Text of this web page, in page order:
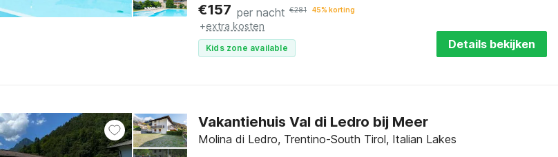
€157 per nacht €281 45% korting
+extra kosten
Kids zone available Details bekijken
Vakantiehuis Val di Ledro bij Meer
Molina di Ledro, Trentino-South Tirol, Italian Lakes